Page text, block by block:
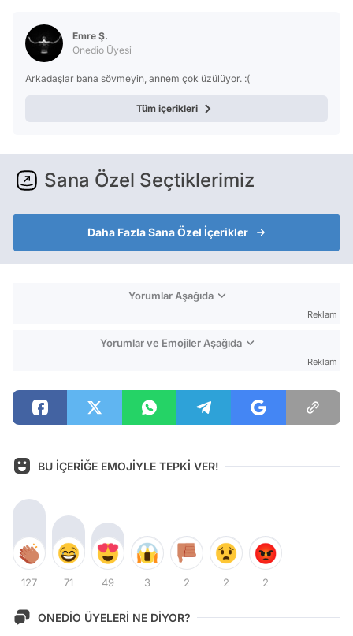
Emre Ş.
Onedio Üyesi
Arkadaşlar bana sövmeyin, annem çok üzülüyor. :(
Tüm içerikleri
Sana Özel Seçtiklerimiz
Daha Fazla Sana Özel İçerikler
Yorumlar Aşağıda
Reklam
Yorumlar ve Emojiler Aşağıda
Reklam
BU İÇERİĞE EMOJİYLE TEPKİ VER!
127 71 49 3 2 2 2
ONEDİO ÜYELERİ NE DİYOR?